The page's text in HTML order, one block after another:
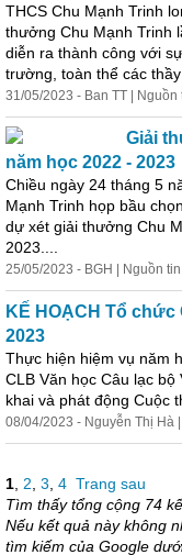
THCS Chu Mạnh Trinh
thưởng Chu Mạnh Trinh
diễn ra thành công với
trường, toàn thể các thầy
31/05/2023 - Ban TT | Nguồn
Giải
năm học 2022 - 2023
Chiều ngày 24 tháng 5
Mạnh Trinh họp bầu
dự xét giải thưởng Chu
2023....
25/05/2023 - BGH | Nguồn
KẾ HOẠCH Tổ
2023
Thực hiện hiệm vụ năm
CLB Văn học Câu lạc
khai và phát động Cuộc
08/04/2023 - Nguyễn Thị Hà
1 2 3 4 Trang sau
Tìm thấy tổng cộng 74
Nếu kết quả này không
tìm kiếm của Google